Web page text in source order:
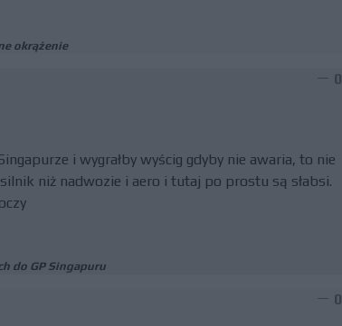
okrążenie
0
i wygrałby wyścig gdyby nie awaria, to nie
niż nadwozie i aero i tutaj po prostu są słabsi.
do GP Singapuru
0